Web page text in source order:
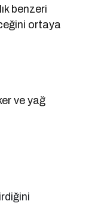
benzeri
ortaya
ve yağ